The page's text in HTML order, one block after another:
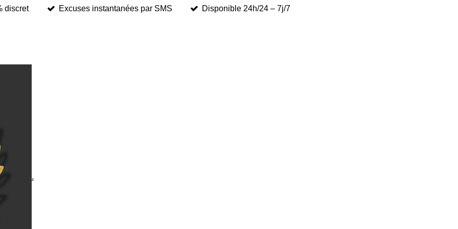
discret Excuses instantanées par SMS Disponible 24h/24 – 7j/7
.